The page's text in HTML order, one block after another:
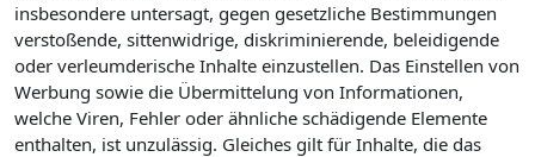
insbesondere untersagt, gegen gesetzliche Bestimmungen
verstoßende, sittenwidrige, diskriminierende, beleidigende
oder verleumderische Inhalte einzustellen. Das Einstellen von
Werbung sowie die Übermittelung von Informationen,
welche Viren, Fehler oder ähnliche schädigende Elemente
enthalten, ist unzulässig. Gleiches gilt für Inhalte, die das